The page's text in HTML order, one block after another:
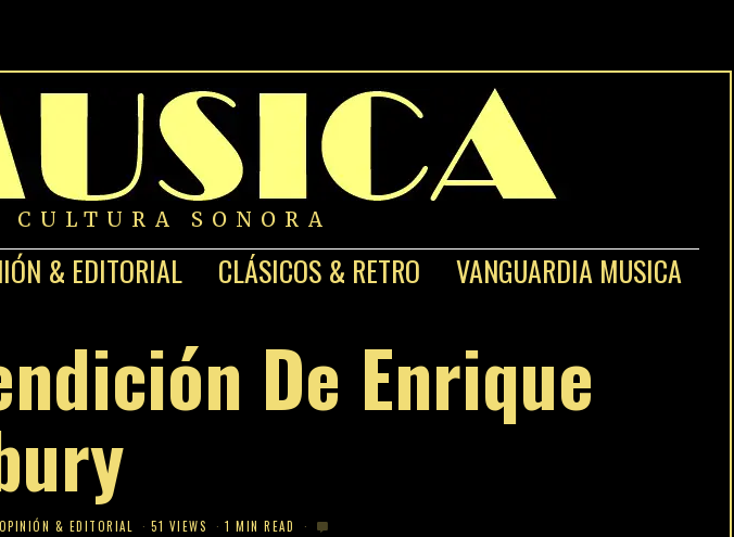
SONORA
& EDITORIAL CLÁSICOS & RETRO VANGUARDIA MUSICA
De Enrique
OPINIÓN & EDITORIAL 51 VIEWS 1 MIN READ